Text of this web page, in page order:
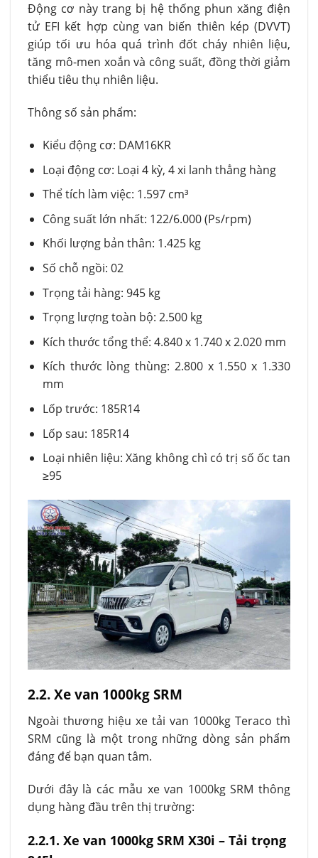
Động cơ này trang bị hệ thống phun xăng điện
tử EFI kết hợp cùng van biến thiên kép (DVVT)
giúp tối ưu hóa quá trình đốt cháy nhiên liệu,
tăng mô-men xoắn và công suất, đồng thời giảm
thiểu tiêu thụ nhiên liệu.
Thông số sản phẩm:
Kiểu động cơ: DAM16KR
Loại động cơ: Loại 4 kỳ, 4 xi lanh thẳng hàng
Thể tích làm việc: 1.597 cm³
Công suất lớn nhất: 122/6.000 (Ps/rpm)
Khối lượng bản thân: 1.425 kg
Số chỗ ngồi: 02
Trọng tải hàng: 945 kg
Trọng lượng toàn bộ: 2.500 kg
Kích thước tổng thể: 4.840 x 1.740 x 2.020 mm
Kích thước lòng thùng: 2.800 x 1.550 x 1.330
mm
Lốp trước: 185R14
Lốp sau: 185R14
Loại nhiên liệu: Xăng không chì có trị số ốc tan
≥95
2.2. Xe van 1000kg SRM
Ngoài thương hiệu xe tải van 1000kg Teraco thì
SRM cũng là một trong những dòng sản phẩm
đáng để bạn quan tâm.
Dưới đây là các mẫu xe van 1000kg SRM thông
dụng hàng đầu trên thị trường:
2.2.1. Xe van 1000kg SRM X30i – Tải trọng